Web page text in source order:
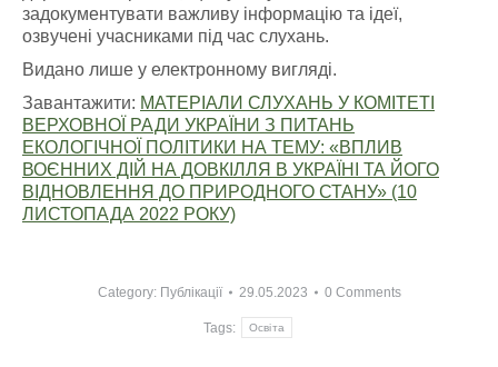
задокументувати важливу інформацію та ідеї,
озвучені учасниками під час слухань.
Видано лише у електронному вигляді.
Завантажити: МАТЕРІАЛИ СЛУХАНЬ У КОМІТЕТІ
ВЕРХОВНОЇ РАДИ УКРАЇНИ З ПИТАНЬ
ЕКОЛОГІЧНОЇ ПОЛІТИКИ НА ТЕМУ: «ВПЛИВ
ВОЄННИХ ДІЙ НА ДОВКІЛЛЯ В УКРАЇНІ ТА ЙОГО
ВІДНОВЛЕННЯ ДО ПРИРОДНОГО СТАНУ» (10
ЛИСТОПАДА 2022 РОКУ)
Category: Публікації 29.05.2023 0 Comments
Tags: Освіта